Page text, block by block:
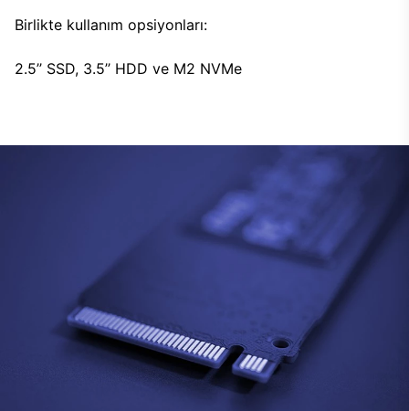
Birlikte kullanım opsiyonları:
2.5’’ SSD, 3.5’’ HDD ve M2 NVMe